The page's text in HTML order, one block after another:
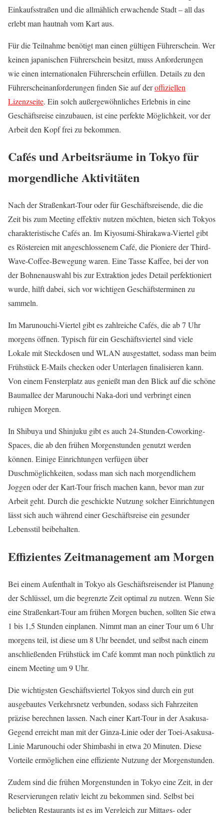
Einkaufsstraßen und die allmählich erwachende Stadt – all das
erlebt man hautnah vom Kart aus.
Für die Teilnahme benötigt man einen gültigen Führerschein. Wer
keinen japanischen Führerschein besitzt, muss Anforderungen
wie einen internationalen Führerschein erfüllen. Details zu den
Führerscheinanforderungen finden Sie auf deroffiziellen
Lizenzseite. Ein solch außergewöhnliches Erlebnis in eine
Geschäftsreise einzubauen, ist eine perfekte Möglichkeit, vor der
Arbeit den Kopf frei zu bekommen.
Cafés und Arbeitsräume in Tokyo für
morgendliche Aktivitäten
Nach der Straßenkart-Tour oder für Geschäftsreisende, die die
Zeit bis zum Meeting effektiv nutzen möchten, bieten sich Tokyos
charakteristische Cafés an. Im Kiyosumi-Shirakawa-Viertel gibt
es Röstereien mit angeschlossenem Café, die Pioniere der Third-
Wave-Coffee-Bewegung waren. Eine Tasse Kaffee, bei der von
der Bohnenauswahl bis zur Extraktion jedes Detail perfektioniert
wurde, hilft dabei, sich vor wichtigen Geschäftsterminen zu
sammeln.
Im Marunouchi-Viertel gibt es zahlreiche Cafés, die ab 7 Uhr
morgens öffnen. Typisch für ein Geschäftsviertel sind viele
Lokale mit Steckdosen und WLAN ausgestattet, sodass man beim
Frühstück E-Mails checken oder Unterlagen finalisieren kann.
Von einem Fensterplatz aus genießt man den Blick auf die schöne
Baumallee der Marunouchi Naka-dori und verbringt einen
ruhigen Morgen.
In Shibuya und Shinjuku gibt es auch 24-Stunden-Coworking-
Spaces, die ab den frühen Morgenstunden genutzt werden
können. Einige Einrichtungen verfügen über
Duschmöglichkeiten, sodass man sich nach morgendlichem
Joggen oder der Kart-Tour frisch machen kann, bevor man zur
Arbeit geht. Durch die geschickte Nutzung solcher Einrichtungen
lässt sich auch während einer Geschäftsreise ein gesunder
Lebensstil beibehalten.
Effizientes Zeitmanagement am Morgen
Bei einem Aufenthalt in Tokyo als Geschäftsreisender ist Planung
der Schlüssel, um die begrenzte Zeit optimal zu nutzen. Wenn Sie
eine Straßenkart-Tour am frühen Morgen buchen, sollten Sie etwa
1 bis 1,5 Stunden einplanen. Nimmt man an einer Tour um 6 Uhr
morgens teil, ist diese um 8 Uhr beendet, und selbst nach einem
anschließenden Frühstück im Café kommt man noch pünktlich zu
einem Meeting um 9 Uhr.
Die wichtigsten Geschäftsviertel Tokyos sind durch ein gut
ausgebautes Verkehrsnetz verbunden, sodass sich Fahrzeiten
präzise berechnen lassen. Nach einer Kart-Tour in der Asakusa-
Gegend erreicht man mit der Ginza-Linie oder der Toei-Asakusa-
Linie Marunouchi oder Shimbashi in etwa 20 Minuten. Diese
Vorteile ermöglichen eine effiziente Nutzung der Morgenstunden.
Zudem sind die frühen Morgenstunden in Tokyo eine Zeit, in der
Reservierungen relativ leicht zu bekommen sind. Selbst bei
beliebten Restaurants ist es im Vergleich zur Mittags- oder